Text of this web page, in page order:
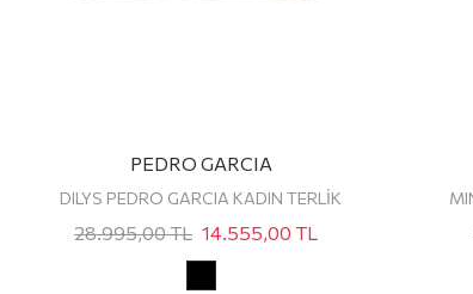
PEDRO GARCIA
DILYS PEDRO GARCIA KADIN TERLİK
28.995,00TL 14.555,00 TL